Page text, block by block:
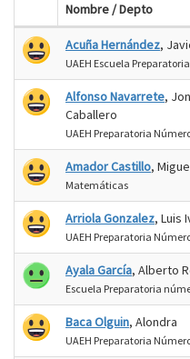
Nombre / Depto
Acuña Hernández,
UAEH Escuela
Alfonso Navarrete,
Caballero
UAEH Preparatoria
Amador Castillo,
Matemáticas
Arriola Gonzalez, Luis
UAEH Preparatoria
Ayala García, Alberto
Escuela Preparatoria
Baca Olguin, Alondra
UAEH Preparatoria